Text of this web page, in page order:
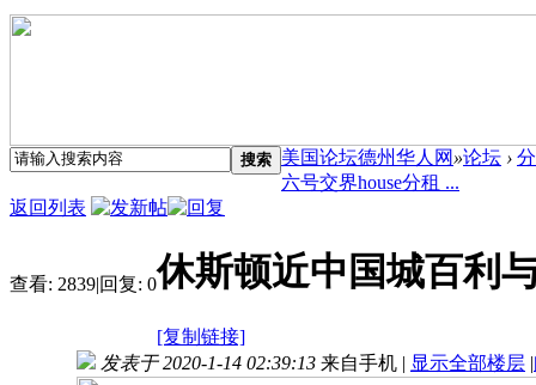
搜索 美国论坛德州华人网 »论坛 ›
六号交界house分租 ...
返回列表
查看: 2839|回复: 0休斯顿近中国城百利
[复制链接]
发表于 2020-1-14 02:39:13 来自手机 | 显示全部楼层 |